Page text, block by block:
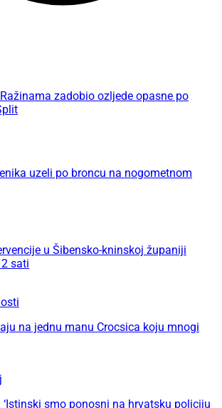
zadobio ozljede opasne po
uzeli po broncu na nogometnom
u Šibensko-kninskoj županiji
sati
na jednu manu Crocsica koju mnogi
smo ponosni na hrvatsku policiju